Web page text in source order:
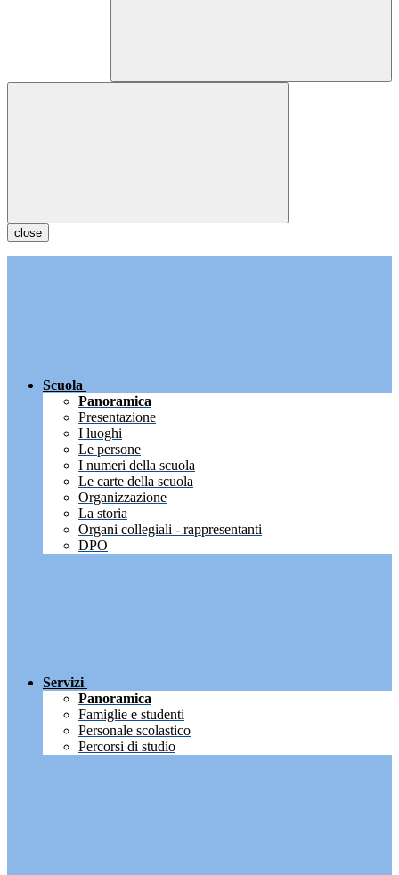
close
Scuola
Panoramica
Presentazione
I luoghi
Le persone
I numeri della scuola
Le carte della scuola
Organizzazione
La storia
Organi collegiali - rappresentanti
DPO
Servizi
Panoramica
Famiglie e studenti
Personale scolastico
Percorsi di studio